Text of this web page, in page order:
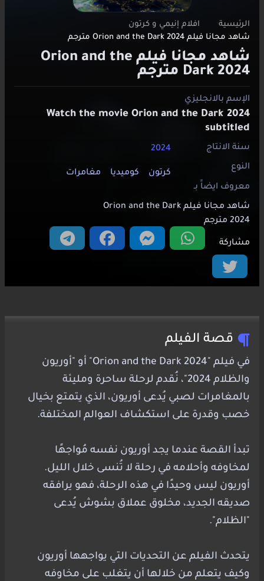
الرئيسية
افلام إنيمي و كرتون
شاهد مجانا فيلم Orion and the Dark 2024 مترجم
شاهد مجانا فيلم Orion and the
Dark 2024 مترجم
الإسم بالانجليزي
Watch the movie Orion and the Dark 2024
subtitled
سنة الانتاج
2024
النوع
كرتون كوميديا
مغامرات
معروف ايضاََ بـ
شاهد مجانا فيلم Orion and the Dark
2024 مترجم
مشاركة
قصة الفيلم
في فيلم "Orion and the Dark 2024" أو "أوريون
والظلام 2024"، نُقدم لرحلة ساحرة ومليئة
بالمغامرات لصبي يُدعى أوريون، الذي يتمتع بخيال
خصب وقدرة على استكشاف العوالم المختلفة.
تبدأ القصة عندما يجد أوريون نفسه مُواجهًا
لمخاوفه وأحلامه في رحلة لا تُنسى خلال الليل.
أوريون ليس وحيدًا في هذه الرحلة، فهو يرافقه
صديقه الجديد، مخلوق عملاق بشوش يُدعى
"الظلام".
يتحدث الفيلم عن التحديات التي يواجهها أوريون
وكيف يتعلم من خلالها أن يتغلب على مخاوفه